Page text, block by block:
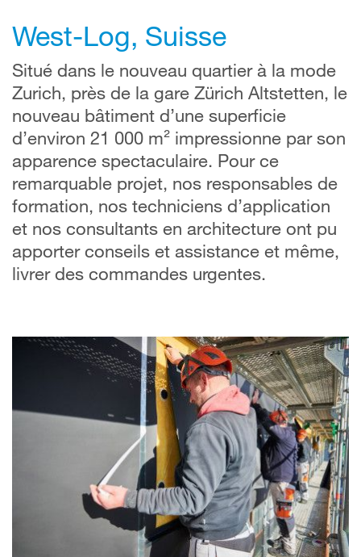
West-Log, Suisse
Situé dans le nouveau quartier à la mode
Zurich, près de la gare Zürich Altstetten, le
nouveau bâtiment d’une superficie
d’environ 21 000 m² impressionne par son
apparence spectaculaire. Pour ce
remarquable projet, nos responsables de
formation, nos techniciens d’application
et nos consultants en architecture ont pu
apporter conseils et assistance et même,
livrer des commandes urgentes.